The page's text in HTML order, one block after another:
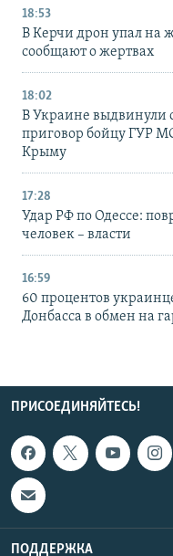
18:53
В Керчи дрон упал на
сообщают о жертвах
18:02
В Украине выдвинули
приговор бойцу ГУР
Крыму
17:28
Удар РФ по Одессе:
человек – власти
16:59
60 процентов
Донбасса в обмен на
ПРИСОЕДИНЯЙТЕСЬ!
ПОДДЕРЖКА